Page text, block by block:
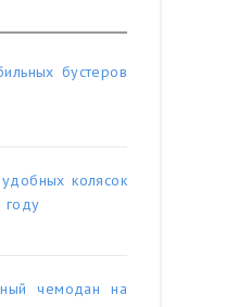
бустеров
колясок
году
чемодан на